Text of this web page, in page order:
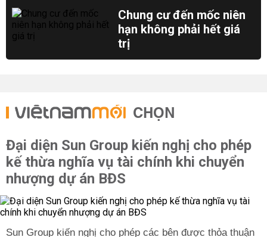
Chung cư đến mốc niên
hạn không phải hết giá
trị
CHỌN
Đại diện Sun Group kiến nghị cho phép
kế thừa nghĩa vụ tài chính khi chuyển
nhượng dự án BĐS
Sun Group kiến nghị cho phép các bên được thỏa thuận